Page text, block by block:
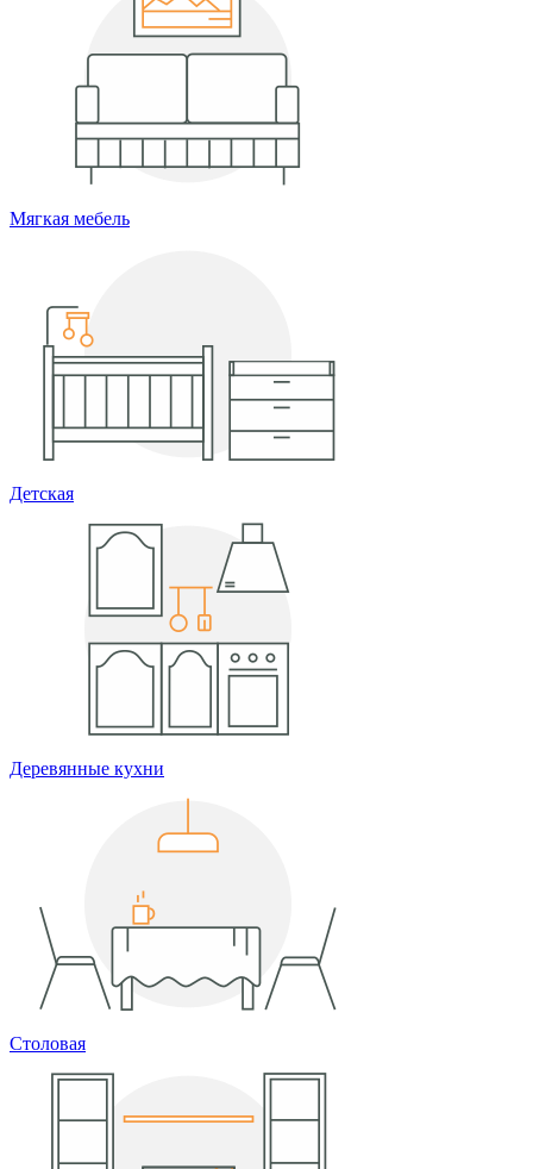
Мягкая мебель
Детская
Деревянные кухни
Столовая